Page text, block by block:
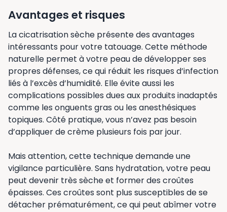
Avantages et risques
La cicatrisation sèche présente des avantages
intéressants pour votre tatouage. Cette méthode
naturelle permet à votre peau de développer ses
propres défenses, ce qui réduit les risques d’infection
liés à l’excès d’humidité. Elle évite aussi les
complications possibles dues aux produits inadaptés
comme les onguents gras ou les anesthésiques
topiques. Côté pratique, vous n’avez pas besoin
d’appliquer de crème plusieurs fois par jour.
Mais attention, cette technique demande une
vigilance particulière. Sans hydratation, votre peau
peut devenir très sèche et former des croûtes
épaisses. Ces croûtes sont plus susceptibles de se
détacher prématurément, ce qui peut abîmer votre